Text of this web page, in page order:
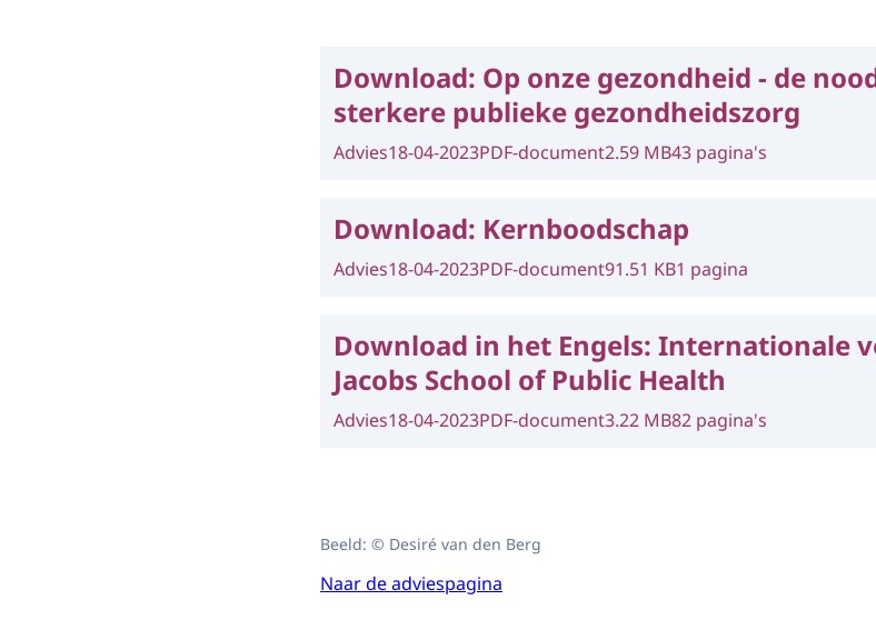
Download: Op onze gezondheid - de
sterkere publieke gezondheidszorg
Advies18-04-2023PDF-document2.59 MB43 pagina's
Download: Kernboodschap
Advies18-04-2023PDF-document91.51 KB1 pagina
Download in het Engels: Internationale
Jacobs School of Public Health
Advies18-04-2023PDF-document3.22 MB82 pagina's
Beeld: © Desiré van den Berg
Naar de adviespagina